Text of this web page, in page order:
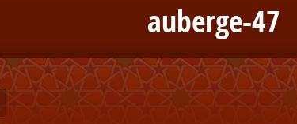
auberge-47